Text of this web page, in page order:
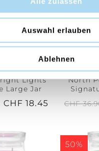
Auswahl erlauben
Ablehnen
Lights
Large Jar
CHF 18.45
North
CHF
50%